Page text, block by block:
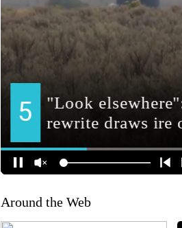
Around the Web